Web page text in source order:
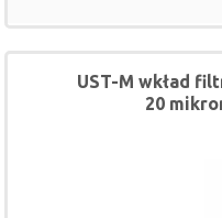
UST-M wkład
20